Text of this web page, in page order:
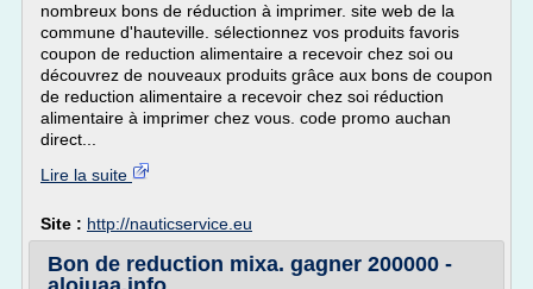
nombreux bons de réduction à imprimer. site web de la
commune d'hauteville. sélectionnez vos produits favoris
coupon de reduction alimentaire a recevoir chez soi ou
découvrez de nouveaux produits grâce aux bons de coupon
de reduction alimentaire a recevoir chez soi réduction
alimentaire à imprimer chez vous. code promo auchan
direct...
Lire la suite
Site : http://nauticservice.eu
Bon de reduction mixa. gagner 200000 -